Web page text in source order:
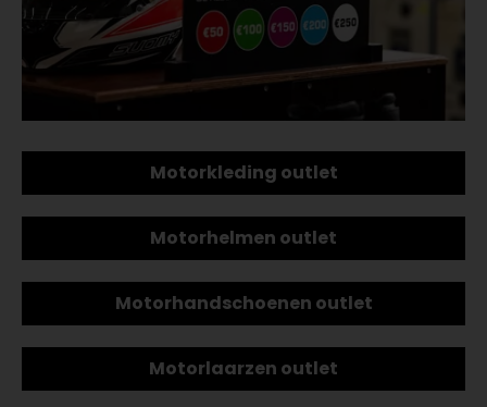
Motorkleding outlet
Motorhelmen outlet
Motorhandschoenen outlet
Motorlaarzen outlet